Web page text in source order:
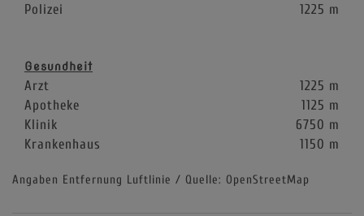
Polizei
1225 m
Gesundheit
Arzt
1225 m
Apotheke
1125 m
Klinik
6750 m
Krankenhaus
1150 m
Angaben Entfernung Luftlinie / Quelle: OpenStreetMap